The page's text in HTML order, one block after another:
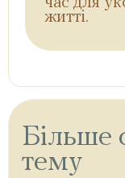
житті.
Більше
тему